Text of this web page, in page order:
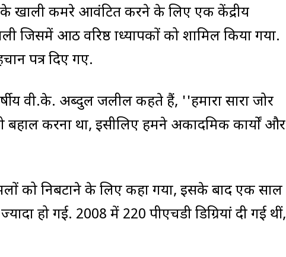
के खाली कमरे आवंटित करने के लिए एक केंद्रीय
जिसमें आठ वरिष्ठ प्राध्यापकों को शामिल किया गया.
पत्र दिए गए.
वी.के. अब्दुल जलील कहते हैं, ''हमारा सारा जोर
बहाल करना था, इसीलिए हमने अकादमिक कार्यों और
को निबटाने के लिए कहा गया, इसके बाद एक साल
हो गई. 2008 में 220 पीएचडी डिग्रियां दी गई थीं,